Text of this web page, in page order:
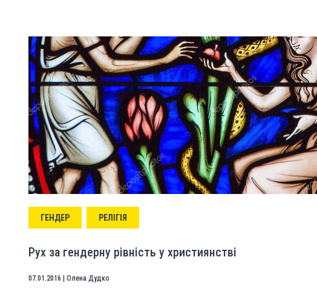
ГЕНДЕР РЕЛІГІЯ
Рух за гендерну рівність у християнстві
07.01.2016 Олена Дудко